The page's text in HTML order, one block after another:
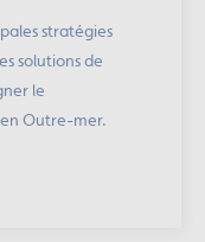
stratégies
solutions de
le
Outre-mer.